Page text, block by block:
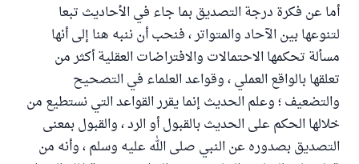
أما عن فكرة درجة التصديق بما جاء في الأحاديث تبعا
لتنوعها بين الآحاد والمتواتر ، فنحب أن ننبه هنا إلى أنها
مسألة تحكمها الاحتمالات والافتراضات العقلية أكثر من
تعلقها بالواقع العملي ، وقواعد العلماء في التصحيح
والتضعيف ؛ وعلم الحديث إنما يقرر القواعد التي نستطيع من
خلالها الحكم على الحديث بالقبول أو الرد ، والقبول بمعنى
التصديق بصدوره عن النبي صلى الله عليه وسلم ، وأنه من